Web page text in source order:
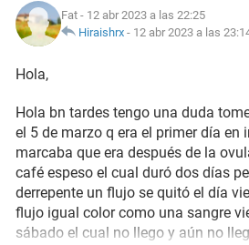
Fat - 12 abr 2023 a las 22:25
Hiraishrx - 12 abr 2023 a las
Hola,
Hola bn tardes tengo una duda
el 5 de marzo q era el primer día
marcaba que era después de la
café espeso el cual duró dos días
derrepente un flujo se quitó el día
flujo igual color como una sangre
sábado el cual no llego y aún no